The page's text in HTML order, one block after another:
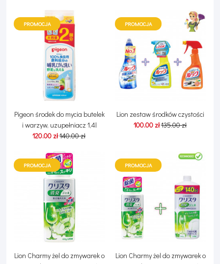
PROMOCJA
Pigeon środek do mycia butelek
i warzyw, uzupełniacz 1,4l
120.00 zł140.00 zł
PROMOCJA
Lion zestaw środków czystości
100.00 zł135.00 zł
PROMOCJA
Lion Charmy żel do zmywarek o
PROMOCJA
Lion Charmy żel do zmywarek o